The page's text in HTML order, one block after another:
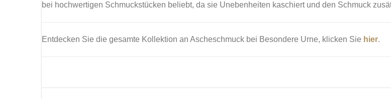
bei hochwertigen Schmuckstücken beliebt, da sie Unebenheiten kaschiert und den Schmuck
Entdecken Sie die gesamte Kollektion an Ascheschmuck bei Besondere Urne, klicken Sie hier.